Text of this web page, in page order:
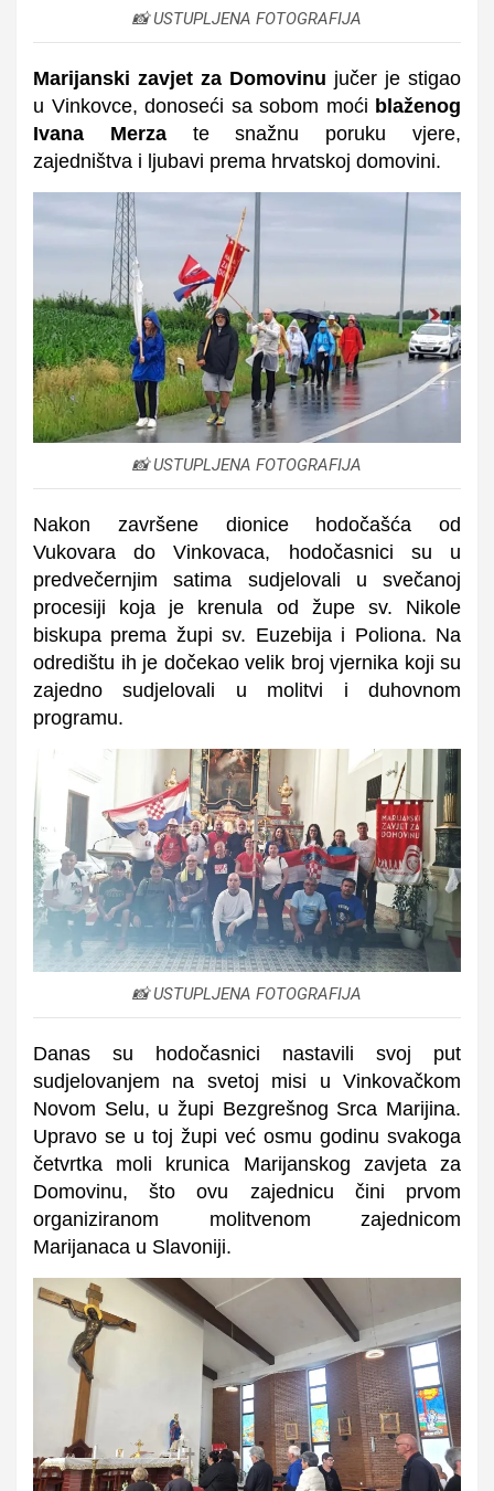
📸 USTUPLJENA FOTOGRAFIJA
Marijanski zavjet za Domovinu jučer je stigao
u Vinkovce, donoseći sa sobom moći blaženog
Ivana Merzate snažnu poruku vjere,
zajedništva i ljubavi prema hrvatskoj domovini.
📸 USTUPLJENA FOTOGRAFIJA
Nakon završene dionice hodočašća od
Vukovara do Vinkovaca, hodočasnici su u
predvečernjim satima sudjelovali u svečanoj
procesiji koja je krenula od župe sv. Nikole
biskupa prema župi sv. Euzebija i Poliona. Na
odredištu ih je dočekao velik broj vjernika koji su
zajedno sudjelovali u molitvi i duhovnom
programu.
📸 USTUPLJENA FOTOGRAFIJA
Danas su hodočasnici nastavili svoj put
sudjelovanjem na svetoj misi u Vinkovačkom
Novom Selu, u župi Bezgrešnog Srca Marijina.
Upravo se u toj župi već osmu godinu svakoga
četvrtka moli krunica Marijanskog zavjeta za
Domovinu, što ovu zajednicu čini prvom
organiziranom molitvenom zajednicom
Marijanaca u Slavoniji.